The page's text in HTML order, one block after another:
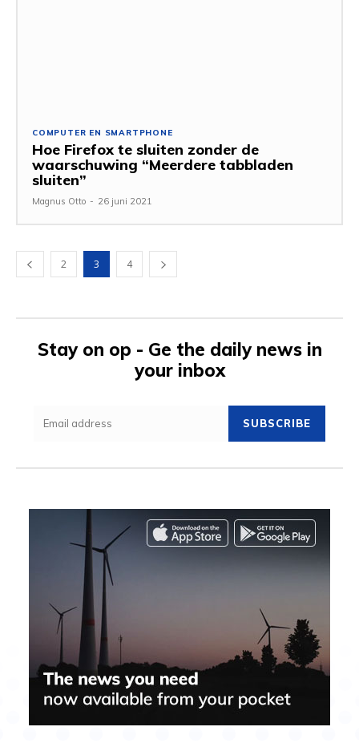
COMPUTER EN SMARTPHONE
Hoe Firefox te sluiten zonder de
waarschuwing “Meerdere tabbladen
sluiten”
Magnus Otto - 26 juni 2021
2 3 4
Stay on op - Ge the daily news in
your inbox
SUBSCRIBE